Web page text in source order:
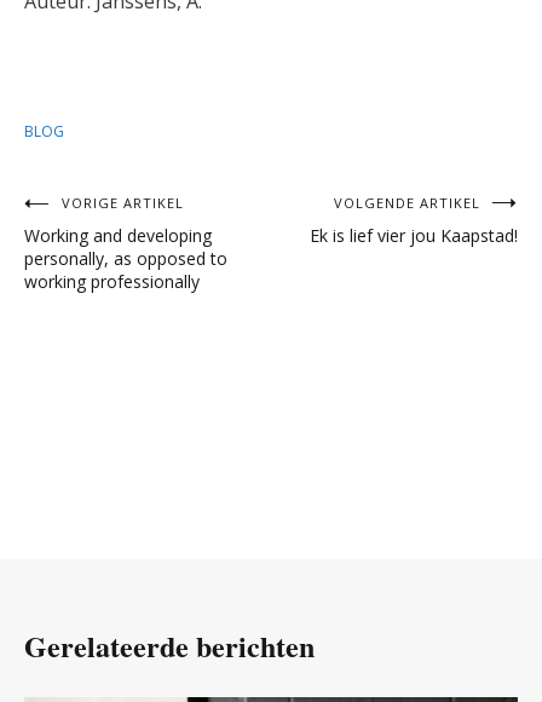
BLOG
Bericht
navigatie
VORIGE ARTIKEL
Working and developing
personally, as opposed to
working professionally
VOLGENDE ARTIKEL
Ek is lief vier jou Kaapstad!
Gerelateerde berichten